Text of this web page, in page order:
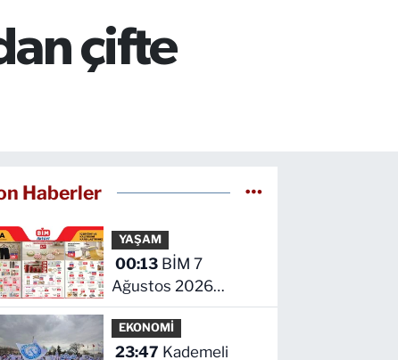
çifte
Haberler
YAŞAM
00:13
Ağustos 2026
kataloğu yayımlandı!
İşte indirimli ürünler
ve fiyatları
EKONOMİ
23:47